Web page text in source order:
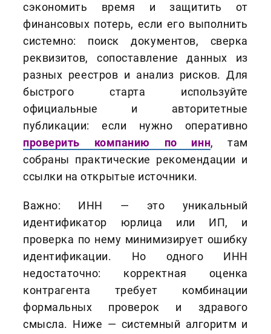
сэкономить время и защитить от
финансовых потерь, если его выполнить
системно: поиск документов, сверка
реквизитов, сопоставление данных из
разных реестров и анализ рисков. Для
быстрого старта используйте
официальные и авторитетные
публикации: если нужно оперативно
проверить компанию по инн, там
собраны практические рекомендации и
ссылки на открытые источники.
Важно: ИНН — это уникальный
идентификатор юрлица или ИП, и
проверка по нему минимизирует ошибку
идентификации. Но одного ИНН
недостаточно: корректная оценка
контрагента требует комбинации
формальных проверок и здравого
смысла. Ниже — системный алгоритм и